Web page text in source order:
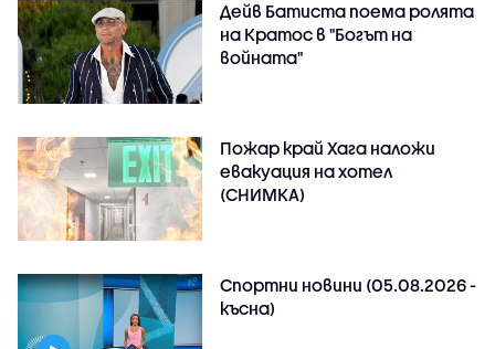
Дейв Батиста поема ролята
на Кратос в "Богът на
войната"
Пожар край Хага наложи
евакуация на хотел
(СНИМКА)
Спортни новини (05.08.2026 -
късна)